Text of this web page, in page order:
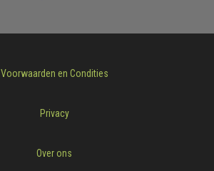
Voorwaarden en Condities
Privacy
Over ons